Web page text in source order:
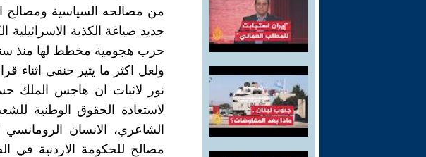
من مصالحه السياسية ومصالح
جديد صياغة الكذبة
حرب هجومية مخطط لها منذ
ولعل اكثر ما يثير حنقي اثناء
نور لاثبات ان هاجس الملك
لاستعادة الحقوق الوطنية
الشاعري، الانسان
مصالح للحكومة الاردنية في